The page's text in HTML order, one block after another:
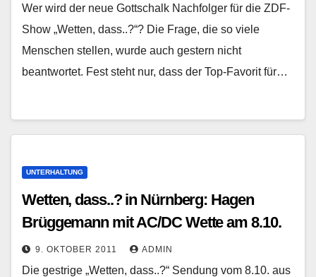
Wer wird der neue Gottschalk Nachfolger für die ZDF-
Show „Wetten, dass..?“? Die Frage, die so viele
Menschen stellen, wurde auch gestern nicht
beantwortet. Fest steht nur, dass der Top-Favorit für…
UNTERHALTUNG
Wetten, dass..? in Nürnberg: Hagen
Brüggemann mit AC/DC Wette am 8.10.
9. OKTOBER 2011 ADMIN
Die gestrige „Wetten, dass..?“ Sendung vom 8.10. aus